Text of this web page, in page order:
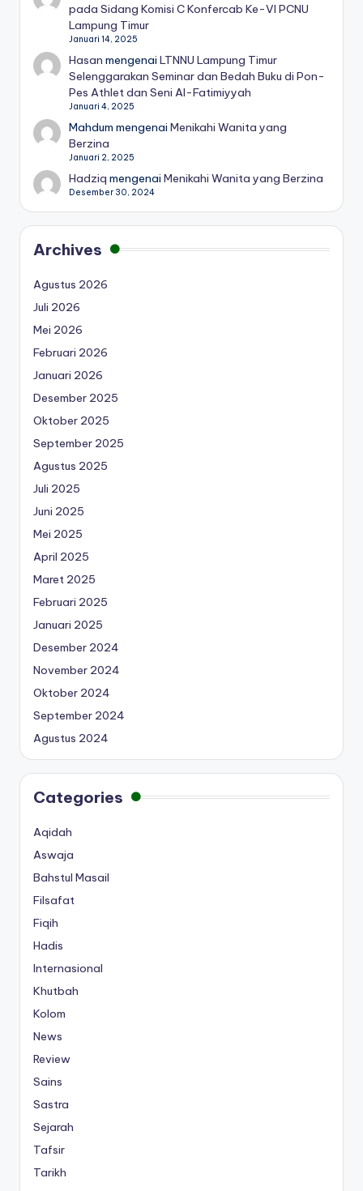
pada Sidang Komisi C Konfercab Ke-VI PCNU
Lampung Timur
Januari 14, 2025
Hasan mengenaiLTNNU Lampung Timur
Selenggarakan Seminar dan Bedah Buku di Pon-
Pes Athlet dan Seni Al-Fatimiyyah
Januari 4, 2025
Mahdum mengenaiMenikahi Wanita yang
Berzina
Januari 2, 2025
Hadziq mengenaiMenikahi Wanita yang Berzina
Desember 30, 2024
Archives
Agustus 2026
Juli 2026
Mei 2026
Februari 2026
Januari 2026
Desember 2025
Oktober 2025
September 2025
Agustus 2025
Juli 2025
Juni 2025
Mei 2025
April 2025
Maret 2025
Februari 2025
Januari 2025
Desember 2024
November 2024
Oktober 2024
September 2024
Agustus 2024
Categories
Aqidah
Aswaja
Bahstul Masail
Filsafat
Fiqih
Hadis
Internasional
Khutbah
Kolom
News
Review
Sains
Sastra
Sejarah
Tafsir
Tarikh